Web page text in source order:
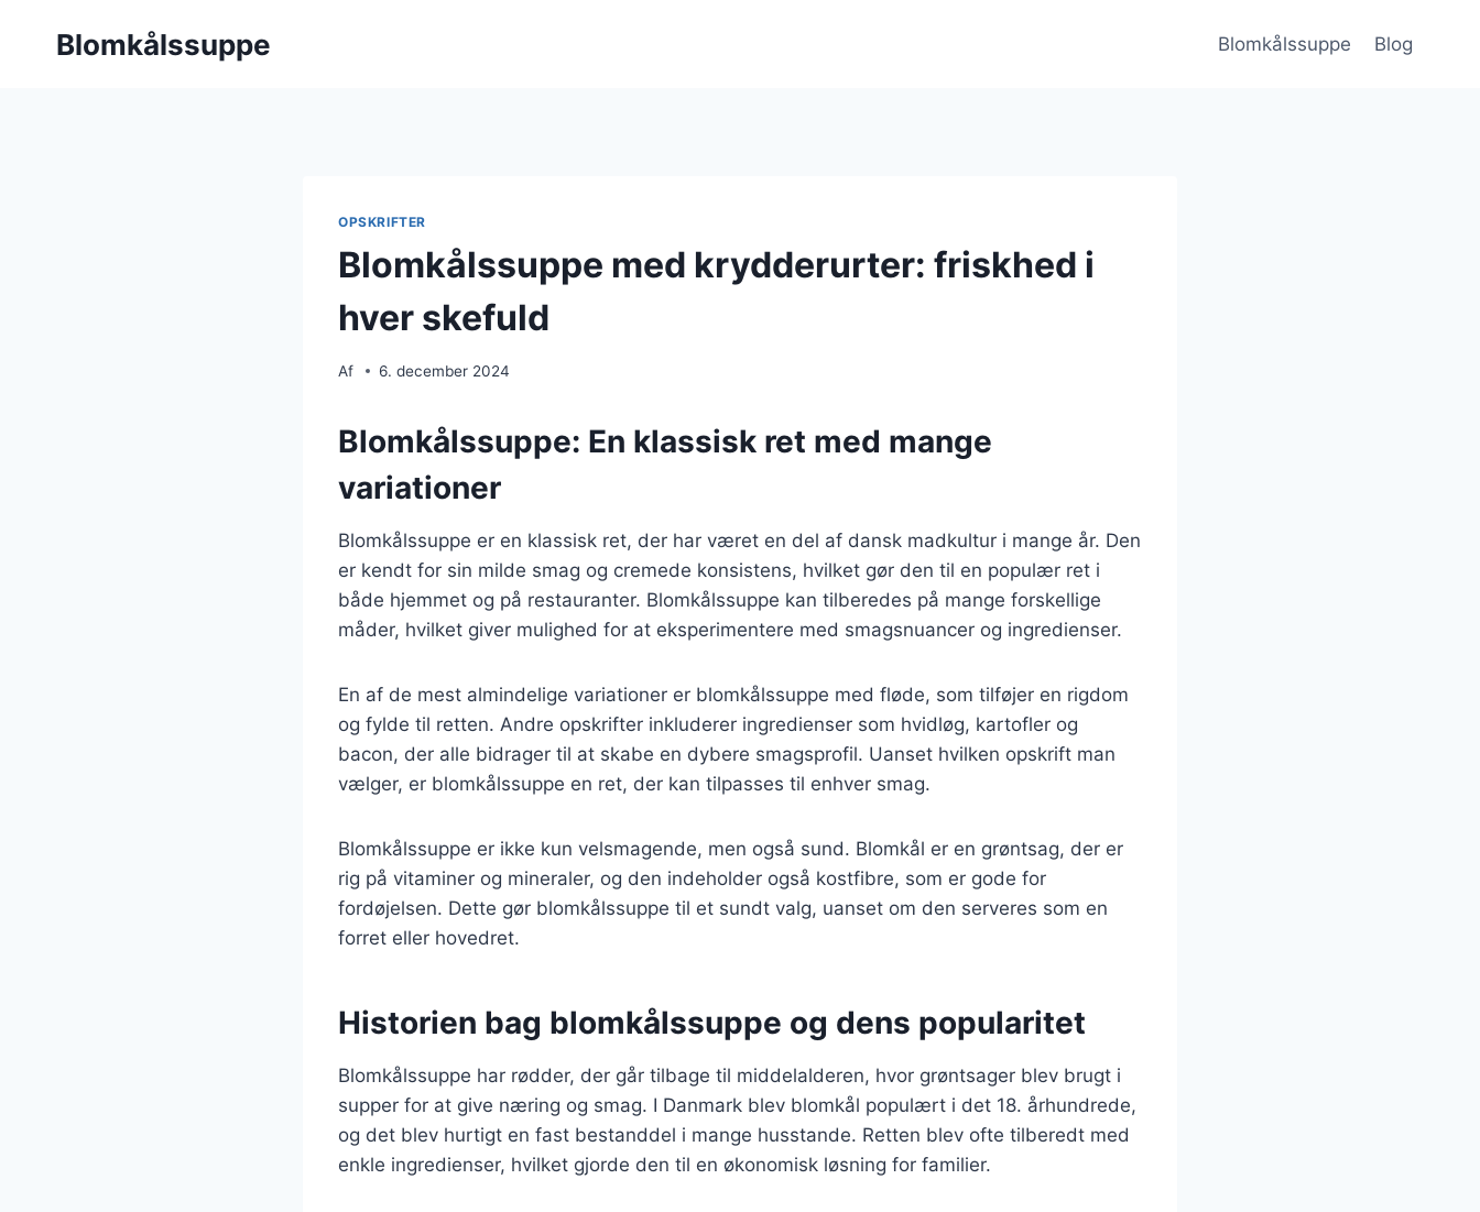
Blomkålssuppe Blomkålssuppe Blog
OPSKRIFTER
Blomkålssuppe med krydderurter: friskhed i
hver skefuld
Af 6. december 2024
Blomkålssuppe: En klassisk ret med mange
variationer
Blomkålssuppe er en klassisk ret, der har været en del af dansk madkultur i mange år. Den
er kendt for sin milde smag og cremede konsistens, hvilket gør den til en populær ret i
både hjemmet og på restauranter. Blomkålssuppe kan tilberedes på mange forskellige
måder, hvilket giver mulighed for at eksperimentere med smagsnuancer og ingredienser.
En af de mest almindelige variationer er blomkålssuppe med fløde, som tilføjer en rigdom
og fylde til retten. Andre opskrifter inkluderer ingredienser som hvidløg, kartofler og
bacon, der alle bidrager til at skabe en dybere smagsprofil. Uanset hvilken opskrift man
vælger, er blomkålssuppe en ret, der kan tilpasses til enhver smag.
Blomkålssuppe er ikke kun velsmagende, men også sund. Blomkål er en grøntsag, der er
rig på vitaminer og mineraler, og den indeholder også kostfibre, som er gode for
fordøjelsen. Dette gør blomkålssuppe til et sundt valg, uanset om den serveres som en
forret eller hovedret.
Historien bag blomkålssuppe og dens popularitet
Blomkålssuppe har rødder, der går tilbage til middelalderen, hvor grøntsager blev brugt i
supper for at give næring og smag. I Danmark blev blomkål populært i det 18. århundrede,
og det blev hurtigt en fast bestanddel i mange husstande. Retten blev ofte tilberedt med
enkle ingredienser, hvilket gjorde den til en økonomisk løsning for familier.